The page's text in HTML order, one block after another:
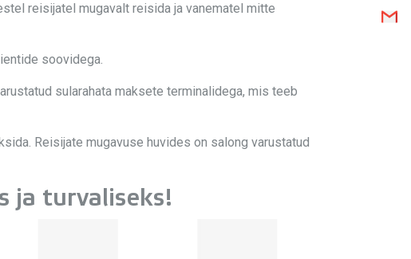
reisijatel mugavalt reisida ja vanematel mitte
soovidega.
sularahata maksete terminalidega, mis teeb
Reisijate mugavuse huvides on salong varustatud
ja turvaliseks!